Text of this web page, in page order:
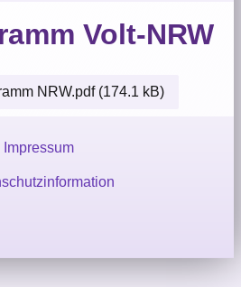
Volt-NRW
NRW.pdf (174.1 kB)
Impressum